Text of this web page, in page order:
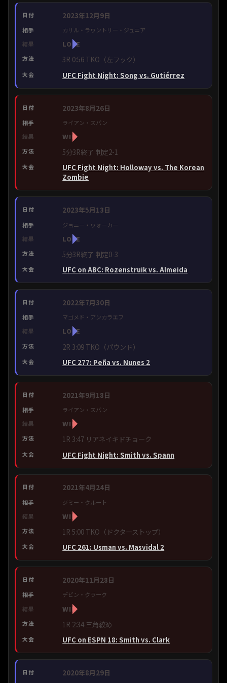
2023年12月9日
カリル・ラウントリー・ジュニア
LOSE
3R 0:56 TKO（左フック）
UFC Fight Night: Song vs. Gutiérrez
2023年8月26日
ライアン・スパン
WIN
5分3R終了 判定2-1
UFC Fight Night: Holloway vs. The Korean
Zombie
2023年5月13日
ジョニー・ウォーカー
LOSE
5分3R終了 判定0-3
UFC on ABC: Rozenstruik vs. Almeida
2022年7月30日
マゴメド・アンカラエフ
LOSE
2R 3:09 TKO（パウンド）
UFC 277: Peña vs. Nunes 2
2021年9月18日
ライアン・スパン
WIN
1R 3:47 リアネイキドチョーク
UFC Fight Night: Smith vs. Spann
2021年4月24日
ジミー・クルート
WIN
1R 5:00 TKO（ドクターストップ）
UFC 261: Usman vs. Masvidal 2
2020年11月28日
デビン・クラーク
WIN
1R 2:34 三角絞め
UFC on ESPN 18: Smith vs. Clark
2020年8月29日